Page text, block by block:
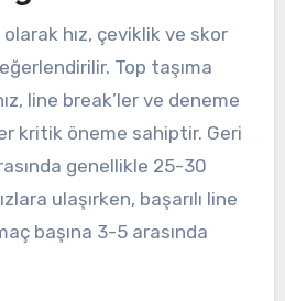
hız, çeviklik ve skor
Top taşıma
line break’ler ve deneme
kritik öneme sahiptir. Geri
genellikle 25-30
ulaşırken, başarılı line
başına 3-5 arasında